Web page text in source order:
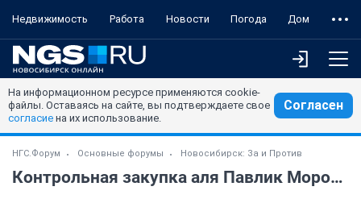
Недвижимость Работа Новости Погода Дом
На информационном ресурсе применяются cookie-
файлы. Оставаясь на сайте, вы подтверждаете свое
согласие на их использование.
Согласен
НГС.Форум Основные форумы Новосибирск: За и Против
Контрольная закупка аля Павлик Морозов